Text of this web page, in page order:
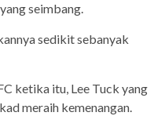
seimbang.
sedikit sebanyak
ketika itu, Lee Tuck yang
meraih kemenangan.